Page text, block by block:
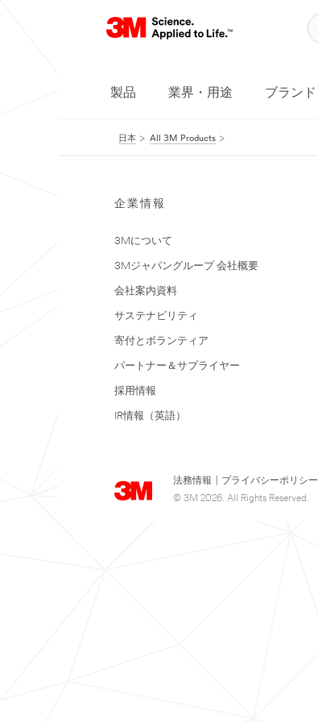
製品 業界・用途 ブランド
日本 All 3M Products
企業情報
3Mについて
3Mジャパングループ 会社概要
会社案内資料
サステナビリティ
寄付とボランティア
パートナー＆サプライヤー
採用情報
IR情報（英語）
法務情報 プライバシーポリシー
© 3M 2026. All Rights Reserved.